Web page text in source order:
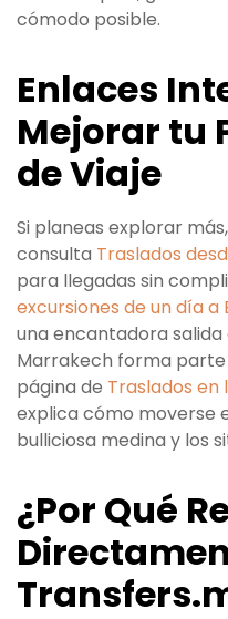
cómodo posible.
Enlaces
Mejorar tu
de Viaje
Si planeas explorar
consulta Traslados
para llegadas sin
excursiones de un día a
una encantadora salida
Marrakech forma
página de Traslados en
explica cómo moverse
bulliciosa medina y los
¿Por Qué